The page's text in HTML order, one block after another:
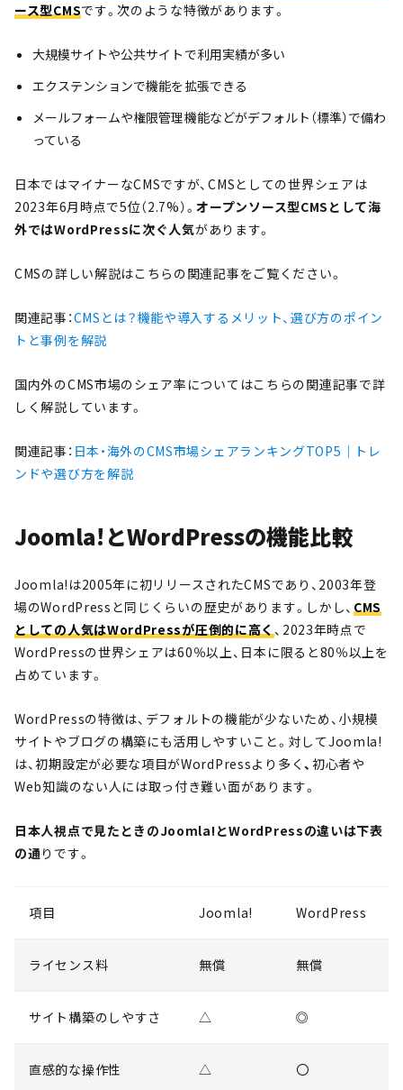
ース型CMSです。次のような特徴があります。
大規模サイトや公共サイトで利用実績が多い
エクステンションで機能を拡張できる
メールフォームや権限管理機能などがデフォルト（標準）で備わ
っている
日本ではマイナーなCMSですが、CMSとしての世界シェアは
2023年6月時点で5位（2.7%）。オープンソース型CMSとして海
外ではWordPressに次ぐ人気があります。
CMSの詳しい解説はこちらの関連記事をご覧ください。
関連記事：CMSとは？機能や導入するメリット、選び方のポイン
トと事例を解説
国内外のCMS市場のシェア率についてはこちらの関連記事で詳
しく解説しています。
関連記事： 日本・海外のCMS市場シェアランキングTOP5｜トレ
ンドや選び方を解説
Joomla!とWordPressの機能比較
Joomla!は2005年に初リリースされたCMSであり、2003年登
場のWordPressと同じくらいの歴史があります。しかし、CMS
としての人気はWordPressが圧倒的に高く、2023年時点で
WordPressの世界シェアは60％以上、日本に限ると80％以上を
占めています。
WordPressの特徴は、デフォルトの機能が少ないため、小規模
サイトやブログの構築にも活用しやすいこと。対してJoomla!
は、初期設定が必要な項目がWordPressより多く、 初心者や
Web知識のない人には取っ付き難い面があります。
日本人視点で見たときのJoomla!とWordPressの違いは下表
の通りです。
項目 Joomla! WordPress
ライセンス料 無償 無償
サイト構築のしやすさ △ ◎
直感的な操作性 △ 〇